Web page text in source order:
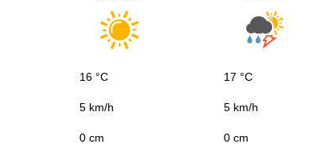
16 °C 17 °C
5 km/h 5 km/h
0 cm 0 cm